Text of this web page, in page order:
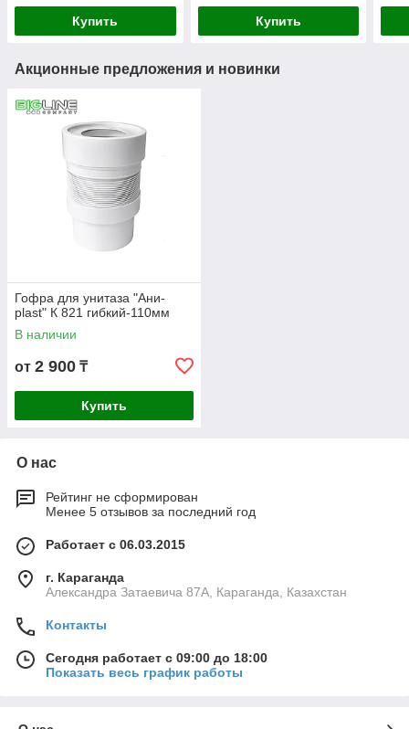
Купить Купить
Акционные предложения и новинки
Гофра для унитаза "Ани-
plast" К 821 гибкий-110мм
В наличии
от 2 900 ₸
Купить
О нас
Рейтинг не сформирован
Менее 5 отзывов за последний год
Работает с 06.03.2015
г. Караганда
Александра Затаевича 87А, Караганда, Казахстан
Контакты
Сегодня работает с 09:00 до 18:00
Показать весь график работы